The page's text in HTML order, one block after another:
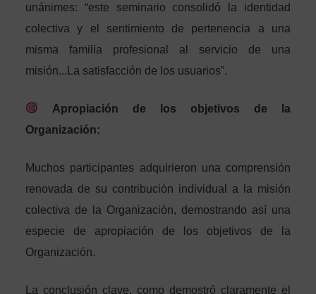
unánimes: “este seminario consolidó la identidad
colectiva y el sentimiento de pertenencia a una
misma familia profesional al servicio de una
misión...La satisfacción de los usuarios”.
Apropiación de los objetivos de la
Organización:
Muchos participantes adquirieron una comprensión
renovada de su contribución individual a la misión
colectiva de la Organización, demostrando así una
especie de apropiación de los objetivos de la
Organización.
La conclusión clave, como demostró claramente el